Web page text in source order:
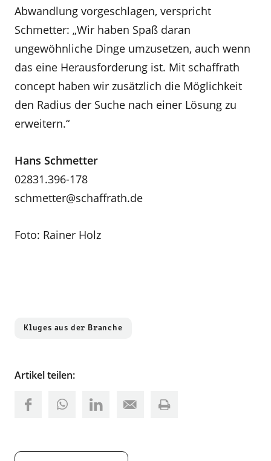
Abwandlung vorgeschlagen, verspricht
Schmetter: „Wir haben Spaß daran
ungewöhnliche Dinge umzusetzen, auch wenn
das eine Herausforderung ist. Mit schaffrath
concept haben wir zusätzlich die Möglichkeit
den Radius der Suche nach einer Lösung zu
erweitern.“
Hans Schmetter
02831.396-178
schmetter@schaffrath.de
Foto: Rainer Holz
Kluges aus der Branche
Artikel teilen: